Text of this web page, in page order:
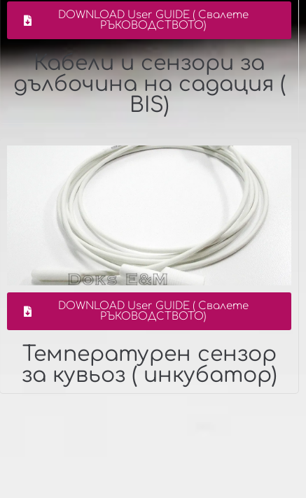
DOWNLOAD User GUIDE ( Свалете
РЪКОВОДСТВОТО)
Кабели и сензори за
дълбочина на садация (
BIS)
DOWNLOAD User GUIDE ( Свалете
РЪКОВОДСТВОТО)
Температурен сензор
за кувьоз ( инкубатор)